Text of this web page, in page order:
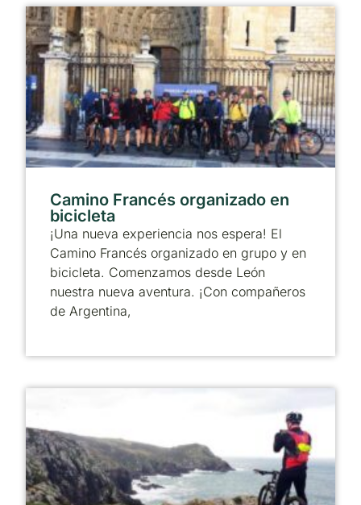
Camino Francés organizado en
bicicleta
¡Una nueva experiencia nos espera! El
Camino Francés organizado en grupo y en
bicicleta. Comenzamos desde León
nuestra nueva aventura. ¡Con compañeros
de Argentina,